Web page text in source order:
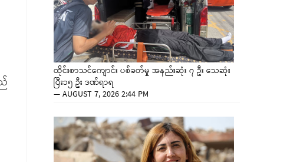
ထိုင်းစာသင်ကျောင်း ပစ်ခတ်မှု အနည်းဆုံး ၇ ဦး သေဆုံး
ပြီး၁၅ ဦး ဒဏ်ရာရ
—AUGUST 7, 2026 2:44 PM